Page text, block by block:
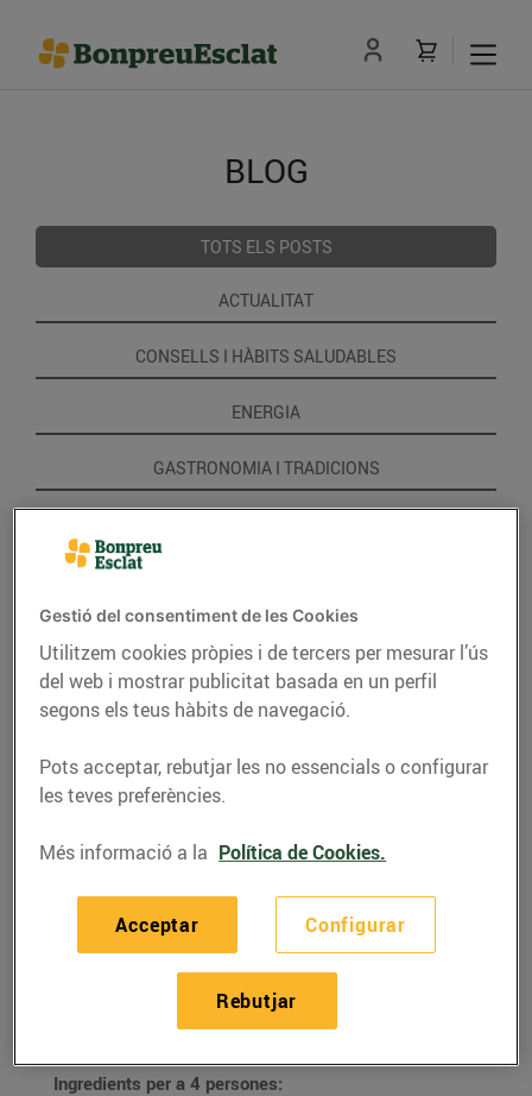
BLOG
TOTS ELS POSTS
ACTUALITAT
CONSELLS I HÀBITS SALUDABLES
ENERGIA
GASTRONOMIA I TRADICIONS
Braç d'espinacs, salmó i
formatge
Ingredients per a 4 persones:
Gestió del consentiment de les Cookies
Utilitzem cookies pròpies i de tercers per mesurar l’ús
del web i mostrar publicitat basada en un perfil
segons els teus hàbits de navegació.
Pots acceptar, rebutjar les no essencials o configurar
les teves preferències.
Més informació a la Política de Cookies.
Configurar
Rebutjar
Acceptar